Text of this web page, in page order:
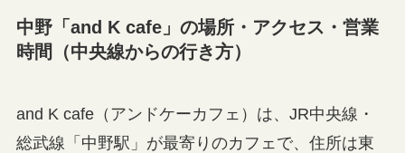
中野「and K cafe」の場所・アクセス・営業
時間（中央線からの行き方）
and K cafe（アンドケーカフェ）は、JR中央線・
総武線「中野駅」が最寄りのカフェで、住所は東